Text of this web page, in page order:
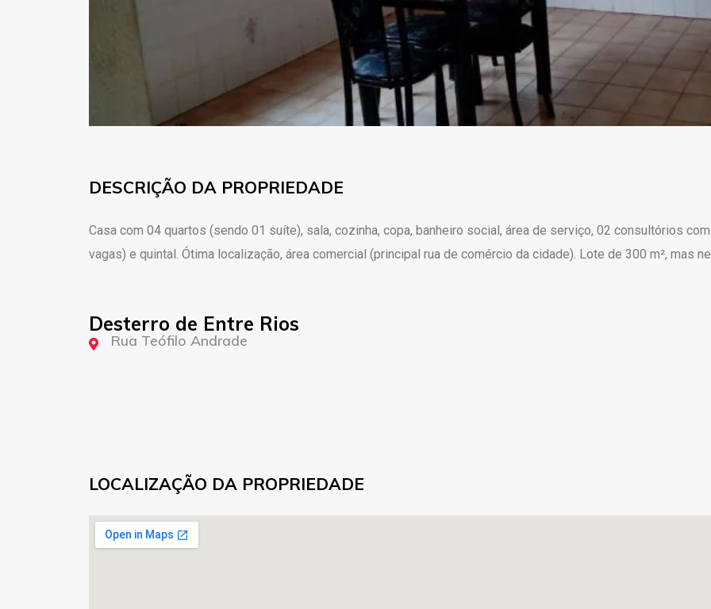
DESCRIÇÃO DA PROPRIEDADE
Casa com 04 quartos (sendo 01 suíte), sala, cozinha, copa, banheiro social, área de serviço, 02 consultórios
vagas) e quintal. Ótima localização, área comercial (principal rua de comércio da cidade). Lote de 300 m², mas
Desterro de Entre Rios
Rua Teófilo Andrade
LOCALIZAÇÃO DA PROPRIEDADE